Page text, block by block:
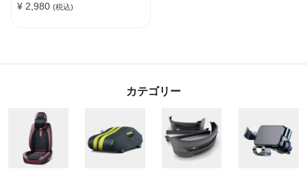
車用 エアコン吹き出し口 取
¥ 2,980 (税込)
カテゴリー